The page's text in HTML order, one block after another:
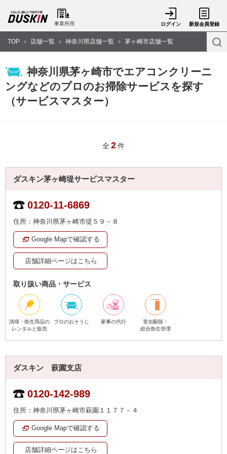
事業所用 ログイン 新規会員登録
TOP > 店舗一覧 > 神奈川県店舗一覧 > 茅ヶ崎市店舗一覧
神奈川県茅ヶ崎市でエアコンクリーニ
ングなどのプロのお掃除サービスを探す
（サービスマスター）
全2件
ダスキン茅ヶ崎堤サービスマスター
0120-11-6869
住所：神奈川県茅ヶ崎市堤５９－８
Google Mapで確認する
店舗詳細ページはこちら
取り扱い商品・サービス
清掃・衛生用品の
レンタルと販売
プロのおそうじ 家事の代行
害虫駆除・
総合衛生管理
ダスキン 萩園支店
0120-142-989
住所：神奈川県茅ヶ崎市萩園１１７７－４
Google Mapで確認する
店舗詳細ページはこちら